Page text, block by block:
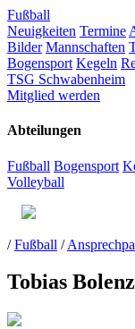
Fußball
Neuigkeiten Termine
Bilder Mannschaften
Bogensport Kegeln
TSG Schwabenheim
Mitglied werden
Abteilungen
Fußball Bogensport
Volleyball
/ Fußball /
Tobias Bolenz